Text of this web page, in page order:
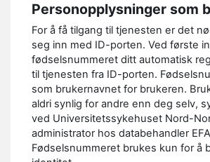
Personopplysninger som
For å få tilgang til tjenesten er det
seg inn med ID-porten. Ved første
fødselsnummeret ditt automatisk
til tjenesten fra ID-porten.
som brukernavnet for brukeren.
aldri synlig for andre enn deg selv,
ved Universitetssykehuset Nord-
administrator hos databehandler
Fødselsnummeret brukes kun for å